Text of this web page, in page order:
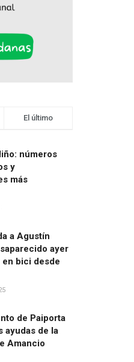
El último
números
y
más
a Agustín
ayer
en bici desde
de Paiporta
ayudas de la
Amancio